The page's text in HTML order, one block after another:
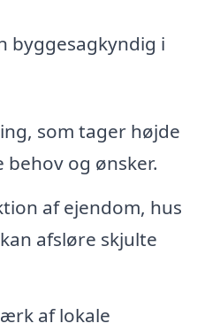
byggesagkyndig i
som tager højde
og ønsker.
af ejendom, hus
afsløre skjulte
af lokale